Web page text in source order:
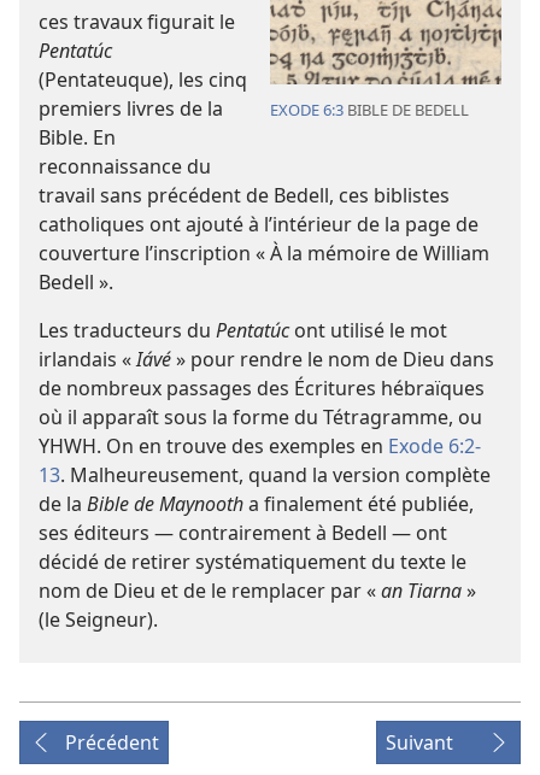
EXODE 6:3 BIBLE DE BEDELL
ces travaux figurait le
Pentatúc
(Pentateuque), les cinq
premiers livres de la
Bible. En
reconnaissance du
travail sans précédent de Bedell, ces biblistes
catholiques ont ajouté à l’intérieur de la page de
couverture l’inscription « À la mémoire de William
Bedell ».
Les traducteurs du Pentatúcont utilisé le mot
irlandais «Iávé» pour rendre le nom de Dieu dans
de nombreux passages des Écritures hébraïques
où il apparaît sous la forme du Tétragramme, ou
YHWH. On en trouve des exemples en Exode 6:2-
13. Malheureusement, quand la version complète
de la Bible de Maynootha finalement été publiée,
ses éditeurs — contrairement à Bedell — ont
décidé de retirer systématiquement du texte le
nom de Dieu et de le remplacer par «an Tiarna»
(le Seigneur).
Précédent Suivant